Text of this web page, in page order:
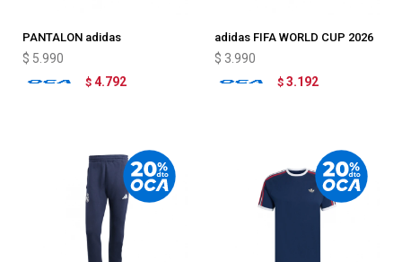
PANTALON adidas
ARGENTINA 2006
$ 5.990
$ 4.792
adidas FIFA WORLD CUP 2026
OFFICIAL EMBLEM
$ 3.990
$ 3.192